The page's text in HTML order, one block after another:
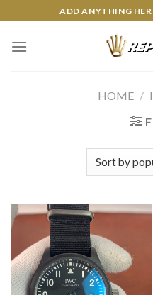
to
content
ADD ANYTHING
HOME /